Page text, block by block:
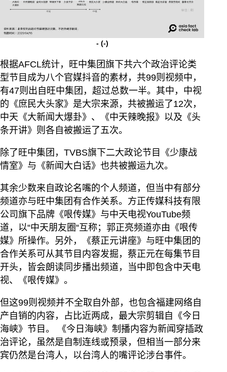
- (-)
根据AFCL统计，旺中集团旗下共六个政治评论类
型节目成为八个官媒抖音的素材，共99则视频中，
有47则出自旺中集团，超过总数一半。其中，中视
的《庶民大头家》是大宗来源，共被搬运了12次，
中天《大新闻大爆卦》、《中天辣晚报》以及《头
条开讲》则各自被搬运了五次。
除了旺中集团，TVBS旗下二大政论节目《少康战
情室》与《新闻大白话》也共被搬运九次。
其余少数来自政论名嘴的个人频道，但当中有部分
频道亦与旺中集团有合作关系。方正传媒科技有限
公司旗下品牌《哏传媒》与中天电视YouTube频
道，以“中天朋友圈“互称；郭正亮频道亦由《哏传
媒》所操作。另外，《蔡正元讲座》与旺中集团的
合作关系可从其节目内容发掘，蔡正元在每集节目
开头，皆会朗读同步播出频道，当中即包含中天电
视、《哏传媒》。
但这99则视频并不全取自外部，也包含福建网络自
产自销的内容，占比近两成，最大宗剪辑自《今日
海峡》节目。 《今日海峡》制播内容为新闻穿插政
治评论，虽然是自制连线或预录，但相当一部分来
宾仍然是台湾人，以台湾人的嘴评论涉台事件。